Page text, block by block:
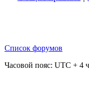
Список форумов
Часовой пояс: UTC + 4